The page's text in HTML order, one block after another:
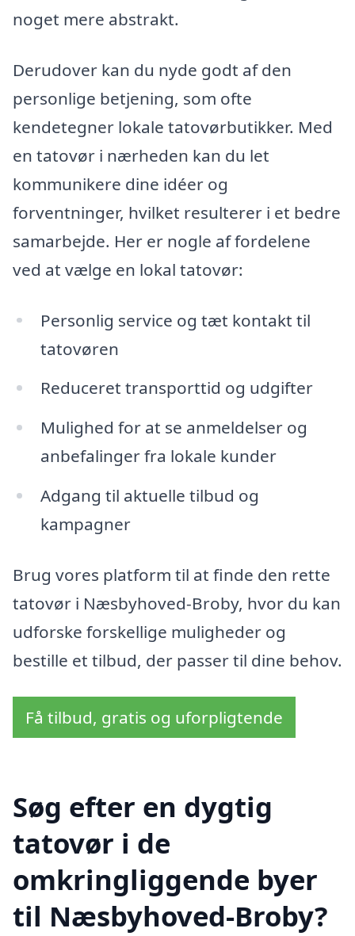
noget mere abstrakt.
Derudover kan du nyde godt af den
personlige betjening, som ofte
kendetegner lokale tatovørbutikker. Med
en tatovør i nærheden kan du let
kommunikere dine idéer og
forventninger, hvilket resulterer i et bedre
samarbejde. Her er nogle af fordelene
ved at vælge en lokal tatovør:
Personlig service og tæt kontakt til
tatovøren
Reduceret transporttid og udgifter
Mulighed for at se anmeldelser og
anbefalinger fra lokale kunder
Adgang til aktuelle tilbud og
kampagner
Brug vores platform til at finde den rette
tatovør i Næsbyhoved-Broby, hvor du kan
udforske forskellige muligheder og
bestille et tilbud, der passer til dine behov.
Få tilbud, gratis og uforpligtende
Søg efter en dygtig
tatovør i de
omkringliggende byer
til Næsbyhoved-Broby?